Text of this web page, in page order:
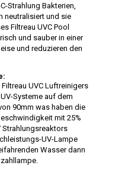
Strahlung Bakterien,
neutralisiert und sie
Filtreau UVC Pool
und sauber in einer
und reduzieren den
UVC Luftreinigers
Systeme auf dem
90mm was haben die
mit 25%
Strahlungsreaktors
UV-Lampe
Wasser dann